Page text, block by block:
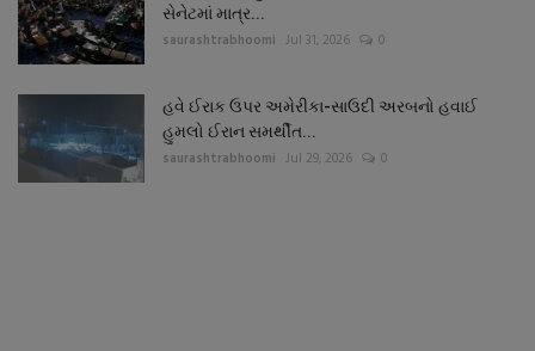
સેનેટમાં માત્ર...
saurashtrabhoomi Jul 31, 2026 0
હવે ઈરાક ઉપર અમેરીકા-સાઉદી અરબનો હવાઈ
હુમલો ઈરાન સમર્થીત...
saurashtrabhoomi Jul 29, 2026 0